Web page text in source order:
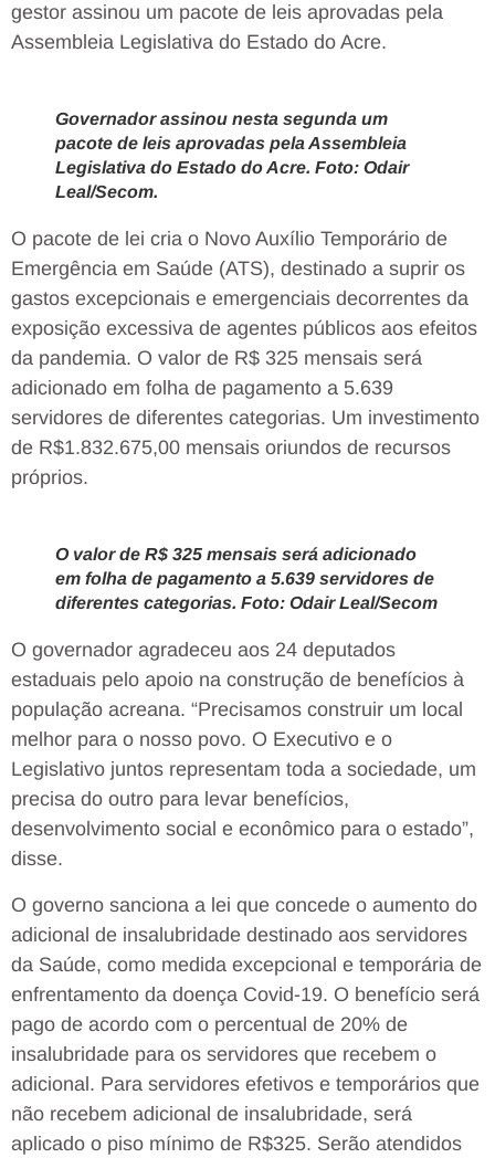
gestor assinou um pacote de leis aprovadas pela
Assembleia Legislativa do Estado do Acre.
Governador assinou nesta segunda um
pacote de leis aprovadas pela Assembleia
Legislativa do Estado do Acre. Foto: Odair
Leal/Secom.
O pacote de lei cria o Novo Auxílio Temporário de
Emergência em Saúde (ATS), destinado a suprir os
gastos excepcionais e emergenciais decorrentes da
exposição excessiva de agentes públicos aos efeitos
da pandemia. O valor de R$ 325 mensais será
adicionado em folha de pagamento a 5.639
servidores de diferentes categorias. Um investimento
de R$1.832.675,00 mensais oriundos de recursos
próprios.
O valor de R$ 325 mensais será adicionado
em folha de pagamento a 5.639 servidores de
diferentes categorias. Foto: Odair Leal/Secom
O governador agradeceu aos 24 deputados
estaduais pelo apoio na construção de benefícios à
população acreana. “Precisamos construir um local
melhor para o nosso povo. O Executivo e o
Legislativo juntos representam toda a sociedade, um
precisa do outro para levar benefícios,
desenvolvimento social e econômico para o estado”,
disse.
O governo sanciona a lei que concede o aumento do
adicional de insalubridade destinado aos servidores
da Saúde, como medida excepcional e temporária de
enfrentamento da doença Covid-19. O benefício será
pago de acordo com o percentual de 20% de
insalubridade para os servidores que recebem o
adicional. Para servidores efetivos e temporários que
não recebem adicional de insalubridade, será
aplicado o piso mínimo de R$325. Serão atendidos